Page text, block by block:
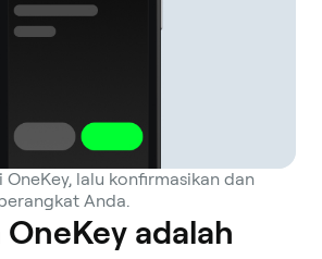
OneKey, lalu konfirmasikan dan
Anda.
adalah